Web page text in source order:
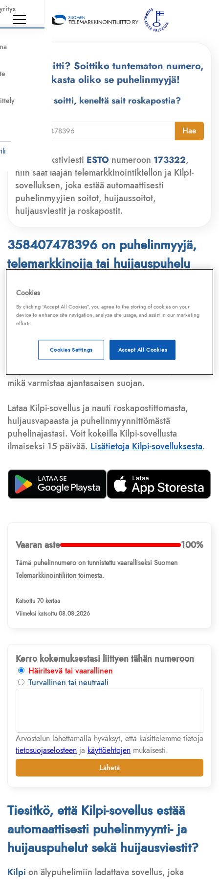
Kuka soitti? Soittiko tuntematon numero,
tarkasta oliko se puhelinmyyjä!
Kuka soitti, keneltä sait roskapostia?
Hae
Lähetä tekstiviesti ESTO numeroon 173322,
niin saat laajan telemarkkinointikiellon ja Kilpi-
sovelluksen, joka estää automaattisesti
puhelinmyyjien soitot, huijaussoitot,
huijausviestit ja roskapostit.
358407478396 on puhelinmyyjä,
telemarkkinoija tai huijauspuhelu
Puhelinnumero
Telemarkkinointiliiton jaKilpi-sovelluksen
tietokannasta, joka kattaa satoja tuhansia
Lisäksi tunnistamme automaattisesti, jos kyseessä on
puhelinhuijarin numero, sähköpostiosoitetai
huijausviesti. Tietokantaamme päivitetään jatkuvasti,
mikä varmistaa ajantasaisen suojan.
Lataa Kilpi-sovellus ja nauti roskapostittomasta,
huijausvapaasta ja puhelinmyynnittömästä
puhelinajastasi. Voit kokeilla Kilpi-sovellusta
ilmaiseksi 15 päivää. Lisätietoja Kilpi-sovelluksesta.
Vaaran aste 100%
Tämä puhelinnumero on tunnistettu vaaralliseksi Suomen
Telemarkkinointiliiton toimesta.
Katsottu 70 kertaa
Viimeksi katsottu 08.08.2026
Kerro kokemuksestasi liittyen tähän numeroon
Häiritsevä tai vaarallinen
Turvallinen tai neutraali
Arvostelun lähettämällä hyväksyt, että käsittelemme tietoja
tietosuojaselosteen ja käyttöehtojen mukaisesti.
Lähetä
Tiesitkö, että Kilpi-sovellus estää
automaattisesti puhelinmyynti- ja
huijauspuhelut sekä huijausviestit?
Kilpi on älypuhelimiin ladattava sovellus, joka
Cookies
By clicking “Accept All Cookies”, you agree to the storing of cookies on your
device to enhance site navigation, analyze site usage, and assist in our marketing
efforts.
Accept All Cookies
Cookies Settings